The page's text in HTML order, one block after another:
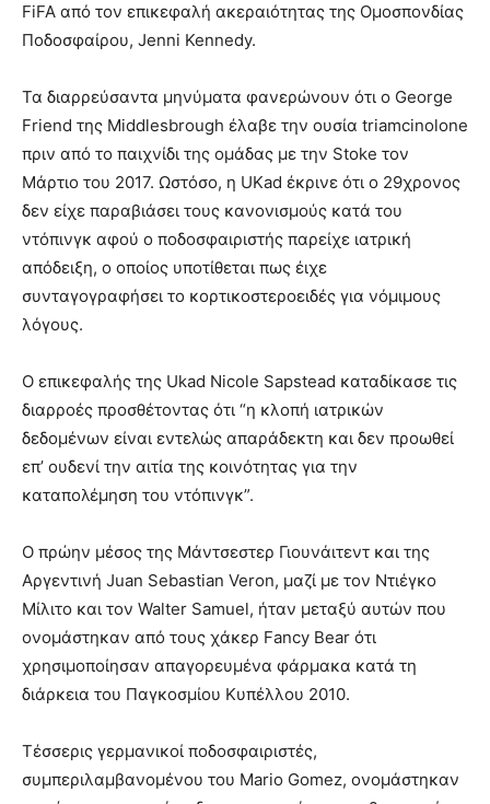
FiFA από τον επικεφαλή ακεραιότητας της Ομοσπονδίας
Ποδοσφαίρου, Jenni Kennedy.
Τα διαρρεύσαντα μηνύματα φανερώνουν ότι ο George
Friend της Middlesbrough έλαβε την ουσία triamcinolone
πριν από το παιχνίδι της ομάδας με την Stoke τον
Μάρτιο του 2017. Ωστόσο, η UKad έκρινε ότι ο 29χρονος
δεν είχε παραβιάσει τους κανονισμούς κατά του
ντόπινγκ αφού ο ποδοσφαιριστής παρείχε ιατρική
απόδειξη, ο οποίος υποτίθεται πως έιχε
συνταγογραφήσει το κορτικοστεροειδές για νόμιμους
λόγους.
Ο επικεφαλής της Ukad Nicole Sapstead καταδίκασε τις
διαρροές προσθέτοντας ότι “η κλοπή ιατρικών
δεδομένων είναι εντελώς απαράδεκτη και δεν προωθεί
επ’ ουδενί την αιτία της κοινότητας για την
καταπολέμηση του ντόπινγκ”.
Ο πρώην μέσος της Μάντσεστερ Γιουνάιτεντ και της
Αργεντινή Juan Sebastian Veron, μαζί με τον Ντιέγκο
Μίλιτο και τον Walter Samuel, ήταν μεταξύ αυτών που
ονομάστηκαν από τους χάκερ Fancy Bear ότι
χρησιμοποίησαν απαγορευμένα φάρμακα κατά τη
διάρκεια του Παγκοσμίου Κυπέλλου 2010.
Τέσσερις γερμανικοί ποδοσφαιριστές,
συμπεριλαμβανομένου του Mario Gomez, ονομάστηκαν